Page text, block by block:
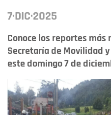
7·DIC·2025
Conoce los reportes más
Secretaría de Movilidad
este domingo 7 de